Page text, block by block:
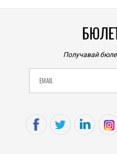
Получавай